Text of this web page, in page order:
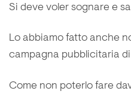
Si deve voler sognare e
Lo abbiamo fatto anche
campagna pubblicitaria di
Come non poterlo fare